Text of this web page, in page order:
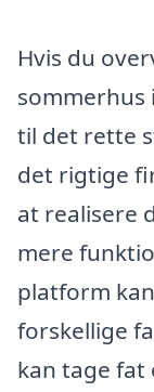
Hvis du
til det rette
det rigtige
at realisere
mere
platform
forskellige
kan tage